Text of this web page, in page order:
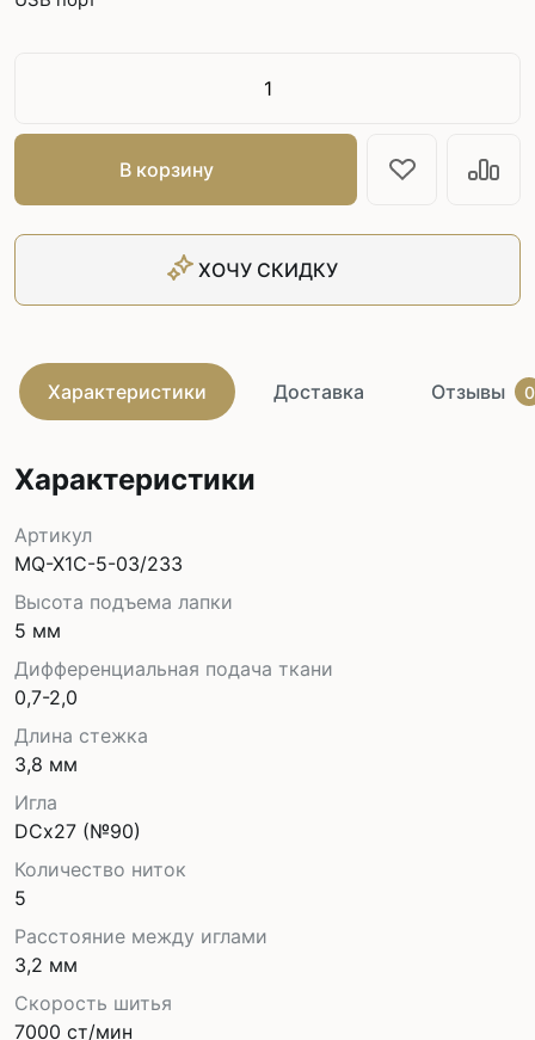
В корзину
ХОЧУ СКИДКУ
Характеристики Доставка Отзывы 0
Характеристики
Артикул
MQ-X1C-5-03/233
Высота подъема лапки
5 мм
Дифференциальная подача ткани
0,7-2,0
Длина стежка
3,8 мм
Игла
DСx27 (№90)
Количество ниток
5
Расстояние между иглами
3,2 мм
Скорость шитья
7000 ст/мин